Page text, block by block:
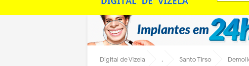
Digital de Vizela . Santo Tirso